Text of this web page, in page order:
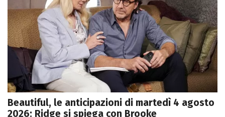
Beautiful, le anticipazioni di martedì 4 agosto
2026: Ridge si spiega con Brooke